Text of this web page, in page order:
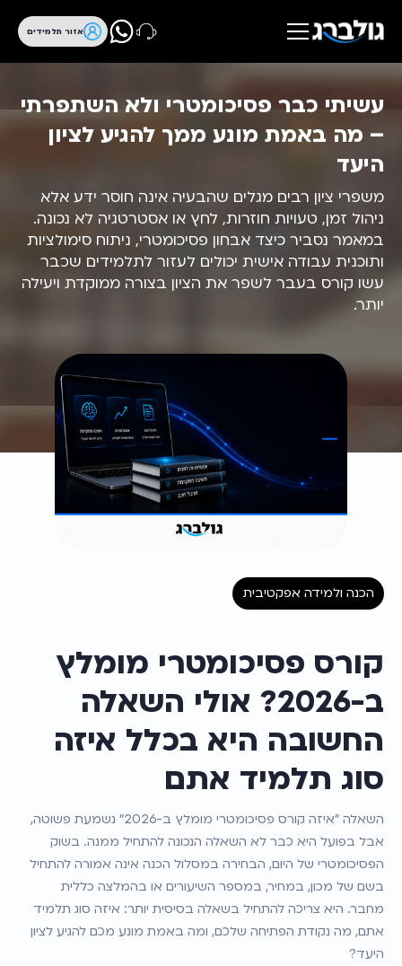
אזור תלמידים
עשיתי כבר פסיכומטרי ולא השתפרתי
– מה באמת מונע ממך להגיע לציון
היעד
משפרי ציון רבים מגלים שהבעיה אינה חוסר ידע אלא
ניהול זמן, טעויות חוזרות, לחץ או אסטרטגיה לא נכונה.
במאמר נסביר כיצד אבחון פסיכומטרי, ניתוח סימולציות
ותוכנית עבודה אישית יכולים לעזור לתלמידים שכבר
עשו קורס בעבר לשפר את הציון בצורה ממוקדת ויעילה
יותר.
הכנה ולמידה אפקטיבית
קורס פסיכומטרי מומלץ
ב-2026? אולי השאלה
החשובה היא בכלל איזה
סוג תלמיד אתם
השאלה "איזה קורס פסיכומטרי מומלץ ב-2026" נשמעת פשוטה,
אבל בפועל היא כבר לא השאלה הנכונה להתחיל ממנה. בשוק
הפסיכומטרי של היום, הבחירה במסלול הכנה אינה אמורה להתחיל
בשם של מכון, במחיר, במספר השיעורים או בהמלצה כללית
מחבר. היא צריכה להתחיל בשאלה בסיסית יותר: איזה סוג תלמיד
אתם, מה נקודת הפתיחה שלכם, ומה באמת מונע מכם להגיע לציון
היעד?